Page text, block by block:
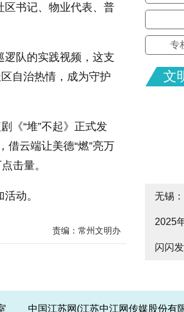
区书记、物业代表、普
逻队的实践视频，这支
自治热情，成为守护
《“堆”不起》正式发
借云端让美德“燃”亮万
击量。
动。
责编：常州文明办
专
文
无锡
2025
皋启幕
闪闪
室 中国江苏网(江苏中江网传媒股份